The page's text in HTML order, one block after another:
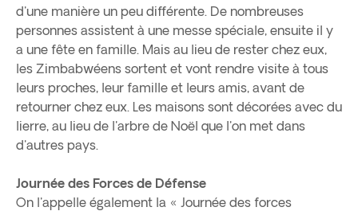
d'une manière un peu différente. De nombreuses
personnes assistent à une messe spéciale, ensuite il y
a une fête en famille. Mais au lieu de rester chez eux,
les Zimbabwéens sortent et vont rendre visite à tous
leurs proches, leur famille et leurs amis, avant de
retourner chez eux. Les maisons sont décorées avec du
lierre, au lieu de l'arbre de Noël que l'on met dans
d'autres pays.
Journée des Forces de Défense
On l'appelle également la « Journée des forces